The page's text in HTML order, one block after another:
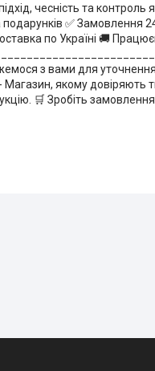
чесність та
подарунків ✅
по Україні 🚚
з вами для
Магазин, якому довіряють
🛒 Зробіть